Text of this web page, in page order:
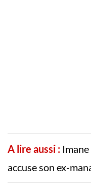
A lire aussi :
accuse son ex-